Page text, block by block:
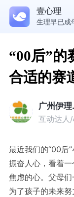
壹心理
5300万人在
“00后”的
合适的赛
广州伊理
互动达人
最近我们的“00后
振奋人心，看着
焦虑的心。父母
为了孩子的未来